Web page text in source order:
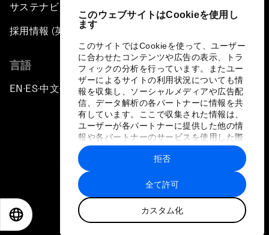
このウェブサイトはCookieを使用し
ます
このサイトではCookieを使って、ユーザー
に合わせたコンテンツや広告の表示、トラ
フィックの分析を行っています。またユー
ザーによるサイトの利用状況についても情
報を収集し、ソーシャルメディアや広告配
信、データ解析の各パートナーに情報を共
有しています。ここで収集された情報は、
ユーザーが各パートナーに提供した他の情
報や各パートナーのサービスを使用した際
に収集された情報と組み合わされ、各パー
トナーによって使用されることがありま
す。
全て許可
カスタム化
拒否
サステナビリティへの取り組み
採用情報 (英語のみ)
言語
EN ▪ES▪中文▪ 日本語
プライバシーポリシーと利用規約
サイトマップ
©
世界経済フォーラム